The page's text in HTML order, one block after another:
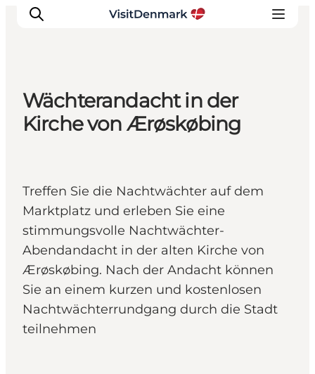
Inspiration
Reiseplanung
Wächterandacht in der
Kirche von Ærøskøbing
Treffen Sie die Nachtwächter auf dem
Marktplatz und erleben Sie eine
stimmungsvolle Nachtwächter-
Abendandacht in der alten Kirche von
Ærøskøbing. Nach der Andacht können
Sie an einem kurzen und kostenlosen
Nachtwächterrundgang durch die Stadt
teilnehmen